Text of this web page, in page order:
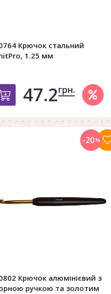
Крючок стальний
1.25 мм
Добавить в корзину
47.2грн.
Крючок алюмінієвий з
ручкою та золотим
-20%